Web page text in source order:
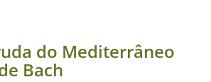
do Mediterrâneo
Bach